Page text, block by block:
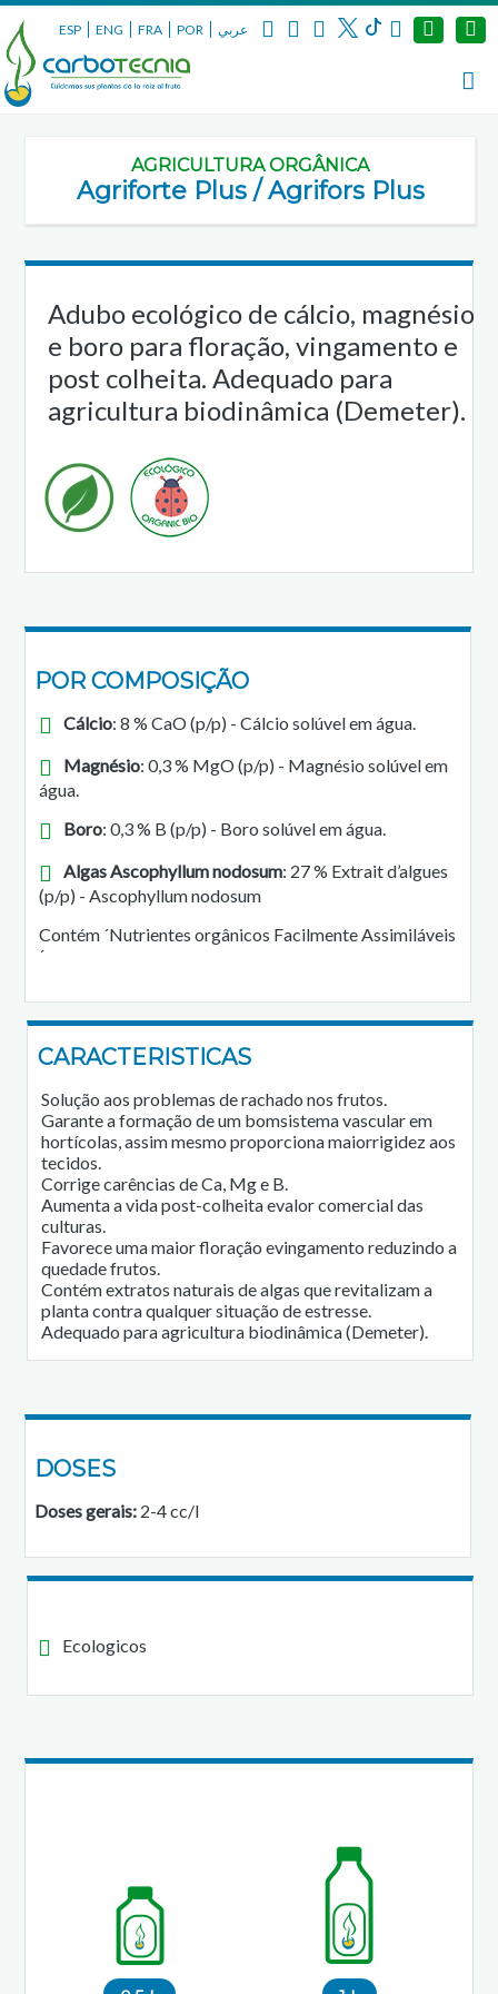
ESP ENG FRA POR عربي
AGRICULTURA ORGÂNICA
Agriforte Plus / Agrifors Plus
Adubo ecológico de cálcio, magnésio
e boro para floração, vingamento e
post colheita. Adequado para
agricultura biodinâmica (Demeter).
POR COMPOSIÇÃO
Cálcio: 8 % CaO (p/p) - Cálcio solúvel em água.
Magnésio: 0,3 % MgO (p/p) - Magnésio solúvel em
gua.
Boro: 0,3 % B (p/p) - Boro solúvel em água.
Algas Ascophyllum nodosum: 27 % Extrait d’algues
(p/p) - Ascophyllum nodosum
Contém ´Nutrientes orgânicos Facilmente Assimiláveis
´
CARACTERISTICAS
Solução aos problemas de rachado nos frutos.
Garante a formação de um bomsistema vascular em
hortícolas, assim mesmo proporciona maiorrigidez aos
tecidos.
Corrige carências de Ca, Mg e B.
Aumenta a vida post-colheita evalor comercial das
culturas.
Favorece uma maior floração evingamento reduzindo a
quedade frutos.
Contém extratos naturais de algas que revitalizam a
planta contra qualquer situação de estresse.
Adequado para agricultura biodinâmica (Demeter).
DOSES
Doses gerais: 2-4 cc/l
Ecologicos